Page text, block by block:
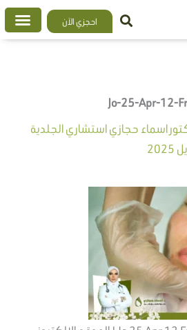
احجزي الآن
Jo-25-Apr-12-
اسماء حجازي استشاري الجلدية